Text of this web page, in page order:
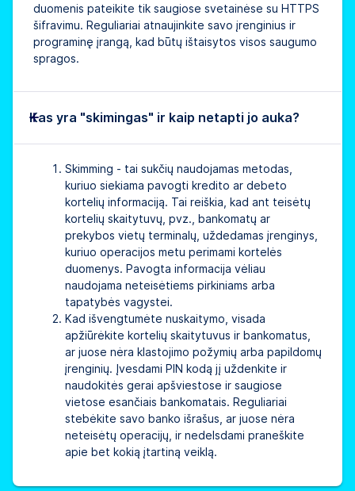
duomenis pateikite tik saugiose svetainėse su HTTPS
šifravimu. Reguliariai atnaujinkite savo įrenginius ir
programinę įrangą, kad būtų ištaisytos visos saugumo
spragos.
Kas yra "skimingas" ir kaip netapti jo auka?
Skimming - tai sukčių naudojamas metodas,
kuriuo siekiama pavogti kredito ar debeto
kortelių informaciją. Tai reiškia, kad ant teisėtų
kortelių skaitytuvų, pvz., bankomatų ar
prekybos vietų terminalų, uždedamas įrenginys,
kuriuo operacijos metu perimami kortelės
duomenys. Pavogta informacija vėliau
naudojama neteisėtiems pirkiniams arba
tapatybės vagystei.
Kad išvengtumėte nuskaitymo, visada
apžiūrėkite kortelių skaitytuvus ir bankomatus,
ar juose nėra klastojimo požymių arba papildomų
įrenginių. Įvesdami PIN kodą jį uždenkite ir
naudokitės gerai apšviestose ir saugiose
vietose esančiais bankomatais. Reguliariai
stebėkite savo banko išrašus, ar juose nėra
neteisėtų operacijų, ir nedelsdami praneškite
apie bet kokią įtartiną veiklą.